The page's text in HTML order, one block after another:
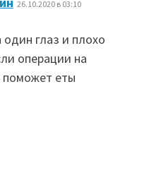
26.10.2020 в 03:10
глаз и плохо
операции на
поможет еты